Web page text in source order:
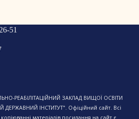
51
РЕАБІЛІТАЦІЙНИЙ ЗАКЛАД ВИЩОЇ ОСВІТИ
ІНСТИТУТ". Офіційний сайт. Всі
матеріалів посилання на сайт є